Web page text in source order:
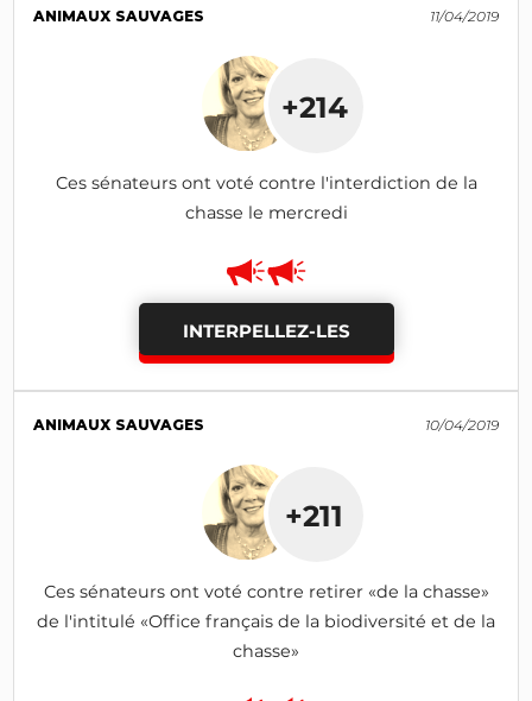
ANIMAUX SAUVAGES 11/04/2019
+214
Ces sénateurs ont voté contre l'interdiction de la
chasse le mercredi
INTERPELLEZ-LES
ANIMAUX SAUVAGES 10/04/2019
+211
Ces sénateurs ont voté contre retirer «de la chasse»
de l'intitulé «Office français de la biodiversité et de la
chasse»